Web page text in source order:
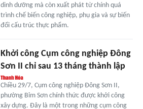
dinh dưỡng mà còn xuất phát từ chính quá
trình chế biến công nghiệp, phụ gia và sự biến
đổi cấu trúc thực phẩm.
Khởi công Cụm công nghiệp Đông
Sơn II chỉ sau 13 tháng thành lập
Chiều 29/7, Cụm công nghiệp Đông Sơn II,
phường Bỉm Sơn chính thức được khởi công
xây dựng. Đây là một trong những cụm công